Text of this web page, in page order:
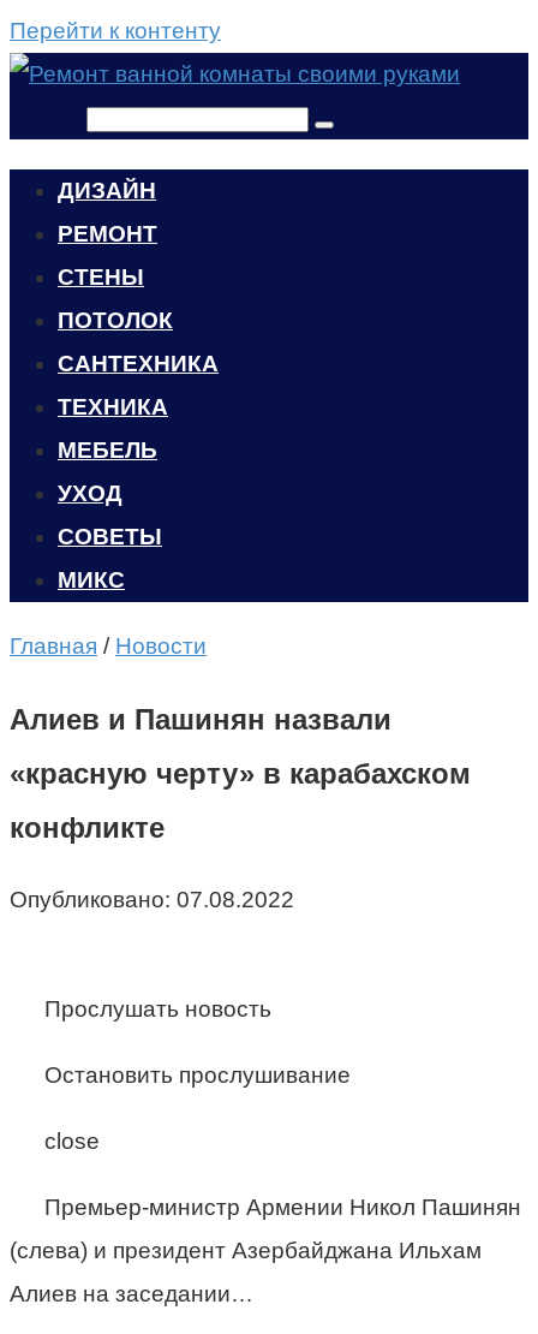
Перейти к контенту
ДИЗАЙН
РЕМОНТ
СТЕНЫ
ПОТОЛОК
САНТЕХНИКА
ТЕХНИКА
МЕБЕЛЬ
УХОД
CОВЕТЫ
МИКС
Главная / Новости
Алиев и Пашинян назвали
«красную черту» в карабахском
конфликте
Опубликовано: 07.08.2022
Прослушать новость
Остановить прослушивание
close
Премьер-министр Армении Никол Пашинян
(слева) и президент Азербайджана Ильхам
Алиев на заседании…